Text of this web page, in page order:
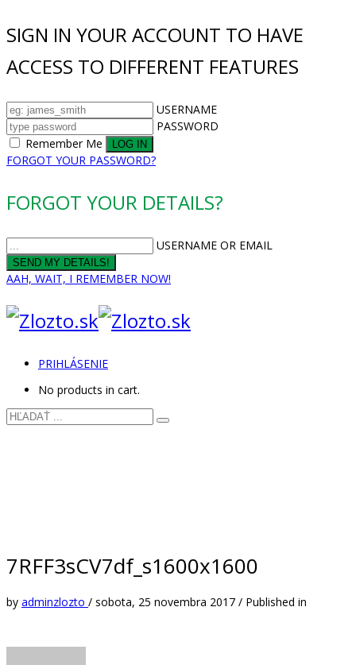
SIGN IN YOUR ACCOUNT TO HAVE
ACCESS TO DIFFERENT FEATURES
USERNAME
PASSWORD
Remember Me
FORGOT YOUR PASSWORD?
FORGOT YOUR DETAILS?
USERNAME OR EMAIL
AAH, WAIT, I REMEMBER NOW!
PRIHLÁSENIE
No products in cart.
7RFF3sCV7df_s1600x1600
by adminzlozto / sobota, 25 novembra 2017 / Published in